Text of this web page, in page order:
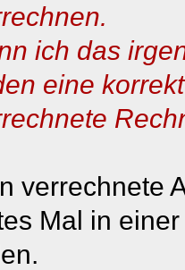
ich das
eine korrekt
verrechnete
Mal in